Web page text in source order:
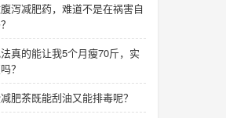
泻减肥药，难道不是在祸害自
真的能让我5个月瘦70斤，实
？
肥茶既能刮油又能排毒呢？